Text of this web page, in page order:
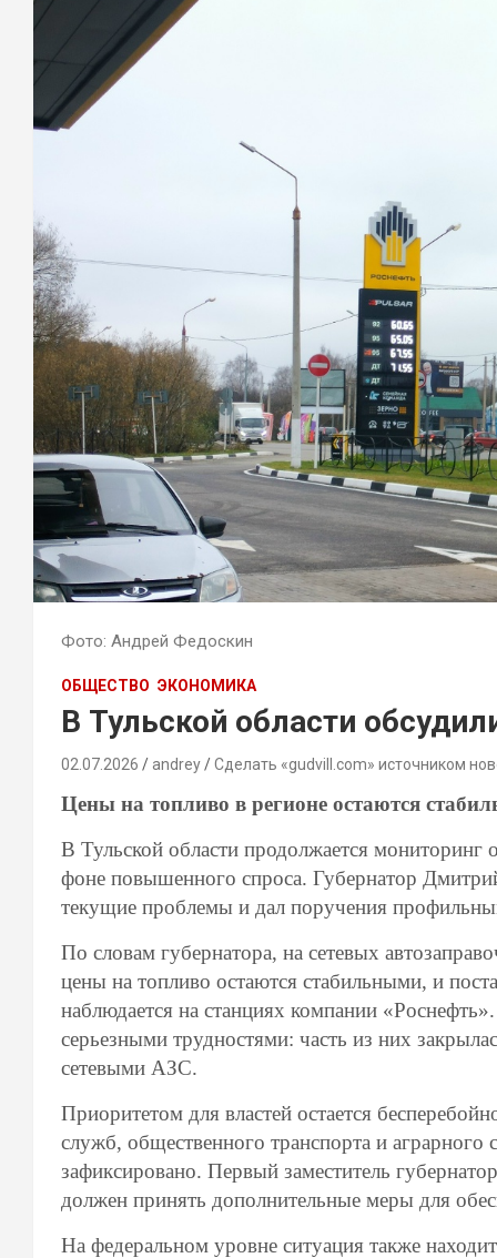
Фото: Андрей Федоскин
ОБЩЕСТВО ЭКОНОМИКА
В Тульской области
02.07.2026 andrey Сделать «gudvill.com» источником
Цены на топливо в регионе остаются
В Тульской области продолжается мониторинг
фоне повышенного спроса. Губернатор
текущие проблемы и дал поручения
По словам губернатора, на сетевых
цены на топливо остаются стабильными, и
наблюдается на станциях компании
серьезными трудностями: часть из них
сетевыми АЗС.
Приоритетом для властей остается
служб, общественного транспорта и
зафиксировано. Первый заместитель
должен принять дополнительные меры для
На федеральном уровне ситуация также